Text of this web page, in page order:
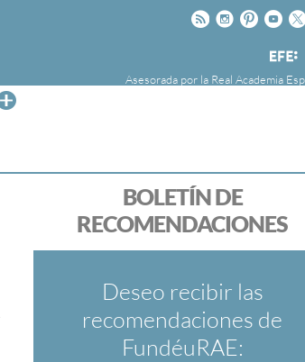
Pinteres
Instagram
Rss
Asesorada por la Real Academia
la Agencia Efe y la Real Academia
cuyo objetivo es colaborar con el buen uso
español en los medios de comunicación
Internet.
BOLETÍN DE
RECOMENDACIONES
Deseo recibir las
recomendaciones de
FundéuRAE: